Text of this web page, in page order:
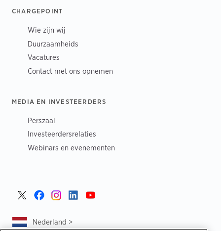
CHARGEPOINT
Wie zijn wij
Duurzaamheids
Vacatures
Contact met ons opnemen
MEDIA EN INVESTEERDERS
Perszaal
Investeerdersrelaties
Webinars en evenementen
Nederland >